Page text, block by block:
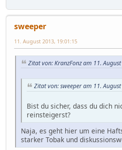
sweeper
11. August 2013, 19:01:15
Zitat von: KranzFonz am 11.
Zitat von: sweeper am 11.
Bist du sicher, dass du dich
reinsteigerst?
Naja, es geht hier um eine
starker Tobak und